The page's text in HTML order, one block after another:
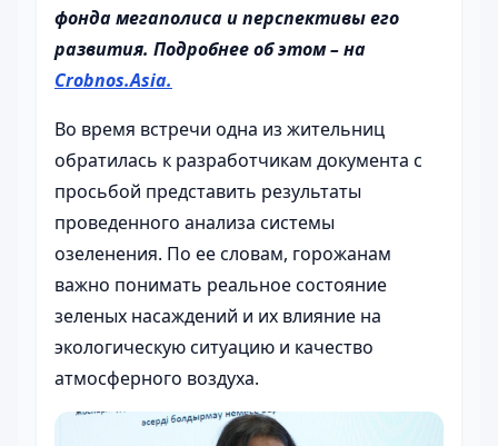
фонда мегаполиса и перспективы его
развития. Подробнее об этом – на
Crobnos.Asia.
Во время встречи одна из жительниц
обратилась к разработчикам документа с
просьбой представить результаты
проведенного анализа системы
озеленения. По ее словам, горожанам
важно понимать реальное состояние
зеленых насаждений и их влияние на
экологическую ситуацию и качество
атмосферного воздуха.